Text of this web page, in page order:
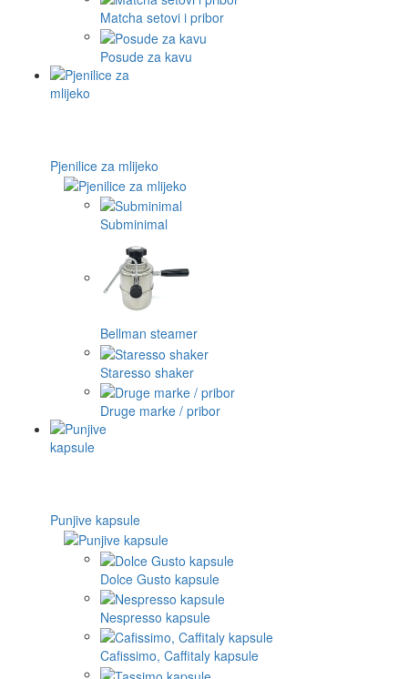
Matcha setovi i pribor
Posude za kavu
Pjenilice za mlijeko
Subminimal
Bellman steamer
Staresso shaker
Druge marke / pribor
Punjive kapsule
Dolce Gusto kapsule
Nespresso kapsule
Cafissimo, Caffitaly kapsule